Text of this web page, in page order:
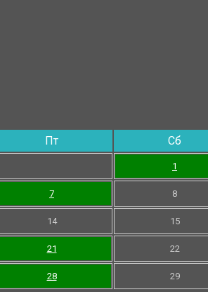
Пт Сб
1
7 8
14 15
21 22
28 29